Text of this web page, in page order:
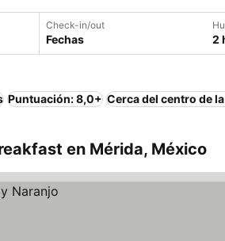
Check-in/out
Fechas 2
Puntuación: 8,0+ Cerca del centro de
en Mérida, México